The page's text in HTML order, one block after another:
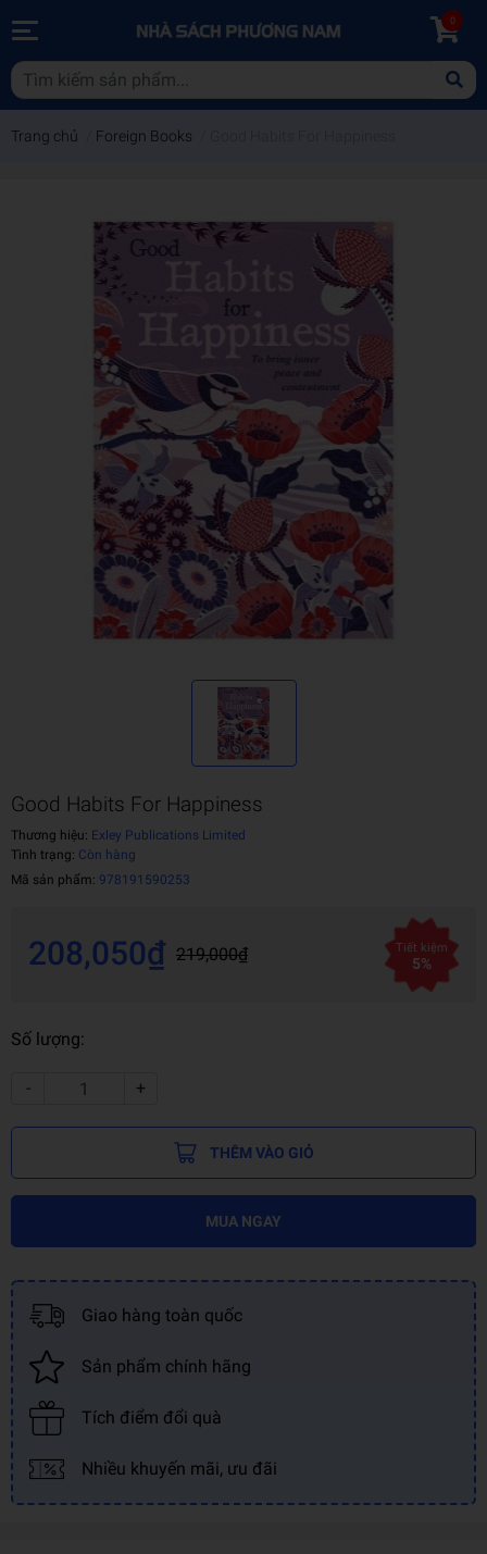
0
Trang chủ Foreign Books
Good Habits For Happiness
Thương hiệu: Exley Publications Limited
Tình trạng: Còn hàng
Mã sản phẩm: 978191590253
208,050₫ 219,000₫ Tiết kiệm
5%
Số lượng:
- +
THÊM VÀO GIỎ
MUA NGAY
Giao hàng toàn quốc
Sản phẩm chính hãng
Tích điểm đổi quà
Nhiều khuyến mãi, ưu đãi